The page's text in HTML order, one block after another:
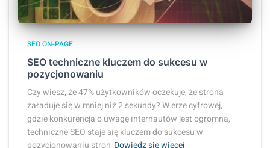
SEO ON-PAGE
SEO techniczne kluczem do sukcesu w
pozycjonowaniu
Czy wiesz, że 47% użytkowników oczekuje, że strona
załaduje się w mniej niż 2 sekundy? W erze cyfrowej,
gdzie konkurencja o uwagę internautów jest ogromna,
techniczne SEO staje się kluczem do sukcesu w
pozycjonowaniu stron Dowiedz się więcej